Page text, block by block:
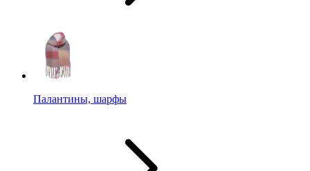
Палантины, шарфы